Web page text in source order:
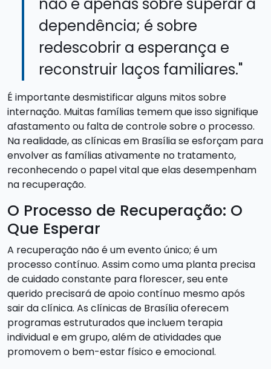
dependência; é sobre
redescobrir a esperança e
reconstruir laços familiares."
É importante desmistificar alguns mitos sobre
internação. Muitas famílias temem que isso signifique
afastamento ou falta de controle sobre o processo.
Na realidade, as clínicas em Brasília se esforçam para
envolver as famílias ativamente no tratamento,
reconhecendo o papel vital que elas desempenham
na recuperação.
O Processo de Recuperação: O
Que Esperar
A recuperação não é um evento único; é um
processo contínuo. Assim como uma planta precisa
de cuidado constante para florescer, seu ente
querido precisará de apoio contínuo mesmo após
sair da clínica. As clínicas de Brasília oferecem
programas estruturados que incluem terapia
individual e em grupo, além de atividades que
promovem o bem-estar físico e emocional.